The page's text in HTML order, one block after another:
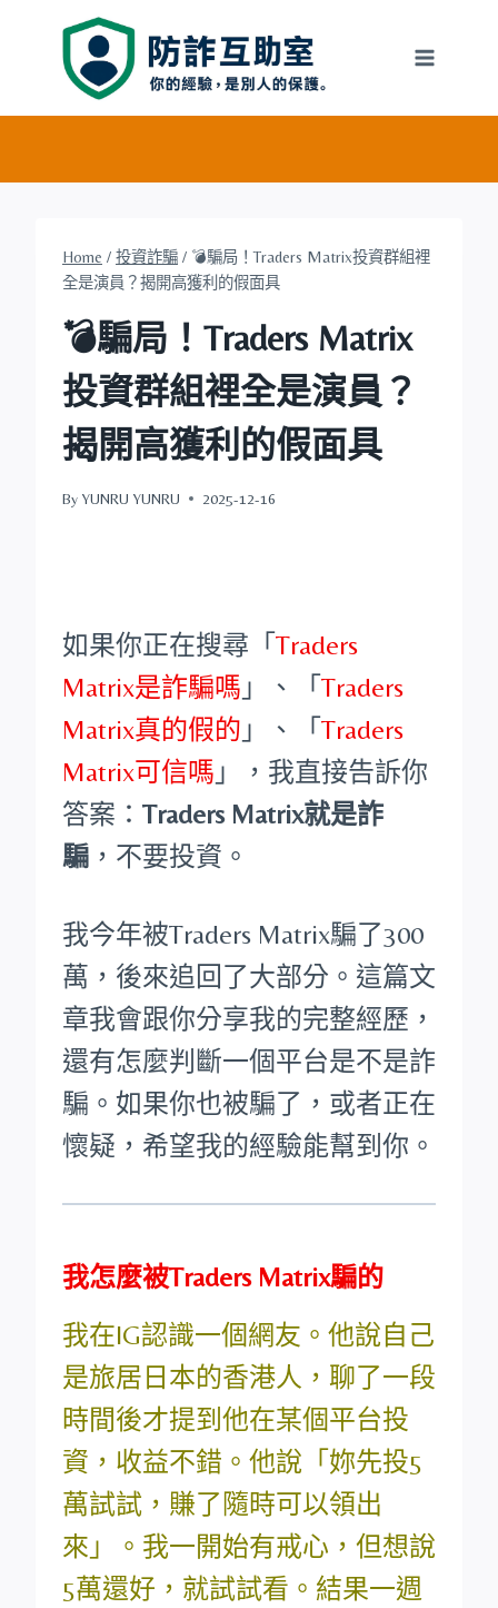
Home / 投資詐騙 / 💣騙局！Traders Matrix投資群組裡
全是演員？揭開高獲利的假面具
💣騙局！Traders Matrix
投資群組裡全是演員？
揭開高獲利的假面具
By YUNRU YUNRU 2025-12-16
如果你正在搜尋「 Traders
Matrix是詐騙嗎 」、「 Traders
Matrix真的假的 」、「 Traders
Matrix可信嗎 」，我直接告訴你
答案： Traders Matrix就是詐
騙 ，不要投資。
我今年被Traders Matrix騙了300
萬，後來追回了大部分。這篇文
章我會跟你分享我的完整經歷，
還有怎麼判斷一個平台是不是詐
騙。如果你也被騙了，或者正在
懷疑，希望我的經驗能幫到你。
我怎麼被Traders Matrix騙的
我在IG認識一個網友。他說自己
是旅居日本的香港人，聊了一段
時間後才提到他在某個平台投
資，收益不錯。他說「妳先投5
萬試試，賺了隨時可以領出
來」。我一開始有戒心，但想說
5萬還好，就試試看。結果一週